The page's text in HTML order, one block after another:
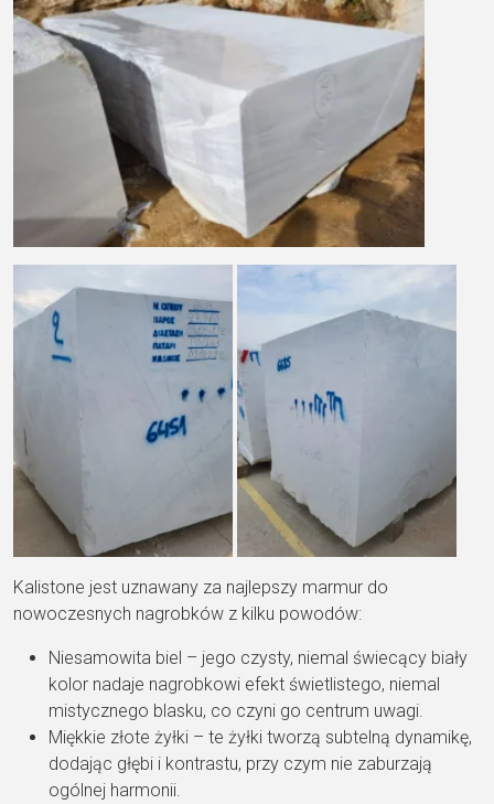
Kalistone jest uznawany za najlepszy marmur do
nowoczesnych nagrobków z kilku powodów:
Niesamowita biel – jego czysty, niemal świecący biały
kolor nadaje nagrobkowi efekt świetlistego, niemal
mistycznego blasku, co czyni go centrum uwagi.
Miękkie złote żyłki – te żyłki tworzą subtelną dynamikę,
dodając głębi i kontrastu, przy czym nie zaburzają
ogólnej harmonii.